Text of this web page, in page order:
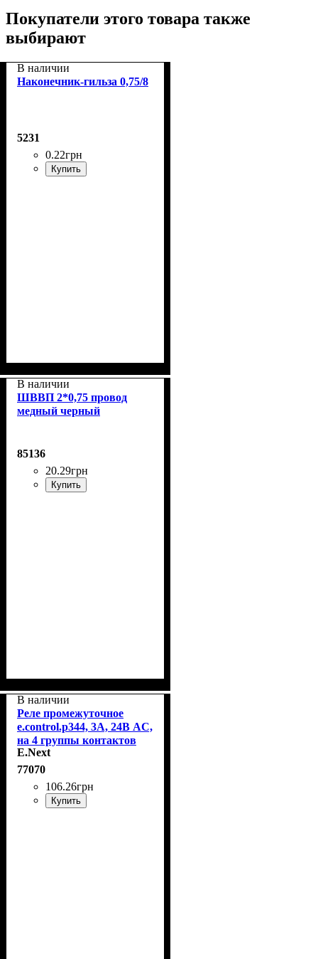
Покупатели этого товара также
выбирают
В наличии
Наконечник-гильза 0,75/8
5231
0.22грн
Купить
В наличии
ШВВП 2*0,75 провод
медный черный
85136
20.29грн
Купить
В наличии
Реле промежуточное
e.control.p344, 3А, 24В AC,
на 4 группы контактов
E.Next i.my4.24ac
E.Next
77070
106.26грн
Купить